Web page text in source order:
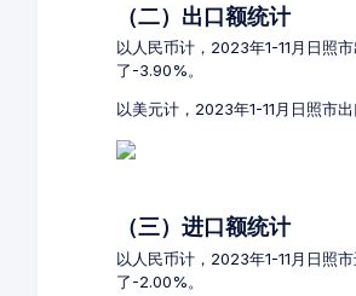
（二）出口额统计
以人民币计，2023年1-11月日照
了-3.90%。
以美元计，2023年1-11月日照市
（三）进口额统计
以人民币计，2023年1-11月日照
了-2.00%。